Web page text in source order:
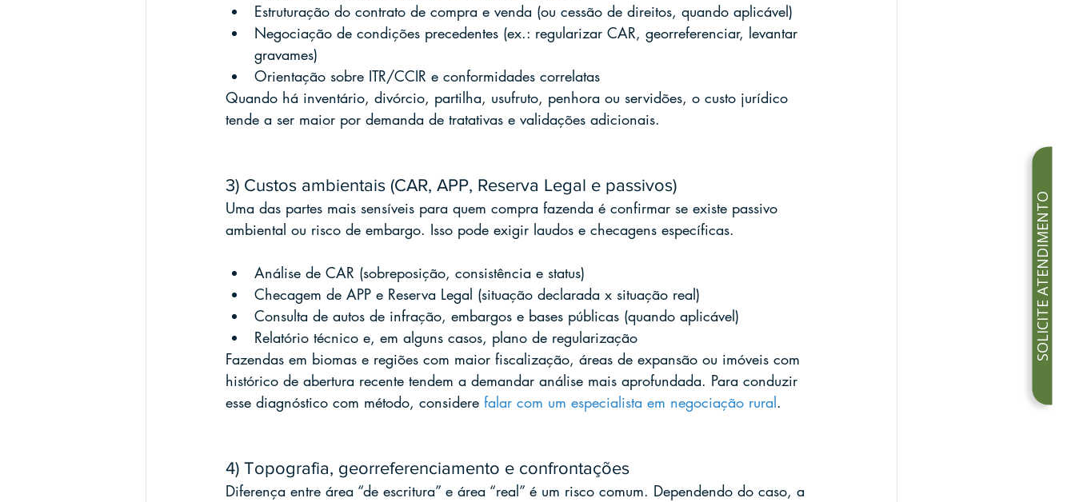
SOLICITE ATENDIMENTO
Estruturação do contrato de compra e venda (ou cessão de direitos, quando aplicável)
Negociação de condições precedentes (ex.: regularizar CAR, georreferenciar, levantar
gravames)
Orientação sobre ITR/CCIR e conformidades correlatas
Quando há inventário, divórcio, partilha, usufruto, penhora ou servidões, o custo jurídico
tende a ser maior por demanda de tratativas e validações adicionais.
3) Custos ambientais (CAR, APP, Reserva Legal e passivos)
Uma das partes mais sensíveis para quem compra fazenda é confirmar se existe passivo
ambiental ou risco de embargo. Isso pode exigir laudos e checagens específicas.
Análise de CAR (sobreposição, consistência e status)
Checagem de APP e Reserva Legal (situação declarada x situação real)
Consulta de autos de infração, embargos e bases públicas (quando aplicável)
Relatório técnico e, em alguns casos, plano de regularização
Fazendas em biomas e regiões com maior fiscalização, áreas de expansão ou imóveis com
histórico de abertura recente tendem a demandar análise mais aprofundada. Para conduzir
esse diagnóstico com método, considere falar com um especialista em negociação rural.
4) Topografia, georreferenciamento e confrontações
Diferença entre área “de escritura” e área “real” é um risco comum. Dependendo do caso, a